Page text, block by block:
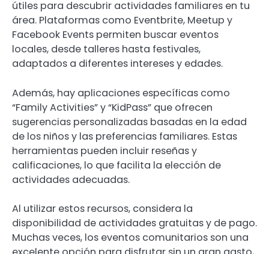
útiles para descubrir actividades familiares en tu
área. Plataformas como Eventbrite, Meetup y
Facebook Events permiten buscar eventos
locales, desde talleres hasta festivales,
adaptados a diferentes intereses y edades.
Además, hay aplicaciones específicas como
“Family Activities” y “KidPass” que ofrecen
sugerencias personalizadas basadas en la edad
de los niños y las preferencias familiares. Estas
herramientas pueden incluir reseñas y
calificaciones, lo que facilita la elección de
actividades adecuadas.
Al utilizar estos recursos, considera la
disponibilidad de actividades gratuitas y de pago.
Muchas veces, los eventos comunitarios son una